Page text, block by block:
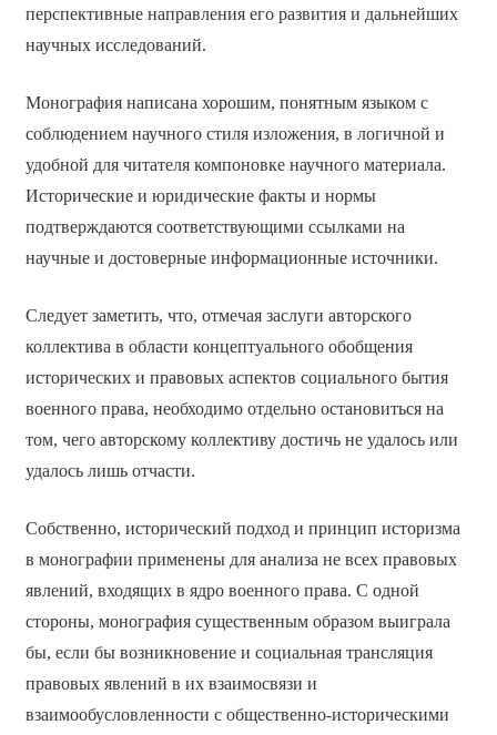
перспективные направления его развития и дальнейших
научных исследований.
Монография написана хорошим, понятным языком с
соблюдением научного стиля изложения, в логичной и
удобной для читателя компоновке научного материала.
Исторические и юридические факты и нормы
подтверждаются соответствующими ссылками на
научные и достоверные информационные источники.
Следует заметить, что, отмечая заслуги авторского
коллектива в области концептуального обобщения
исторических и правовых аспектов социального бытия
военного права, необходимо отдельно остановиться на
том, чего авторскому коллективу достичь не удалось или
удалось лишь отчасти.
Собственно, исторический подход и принцип историзма
в монографии применены для анализа не всех правовых
явлений, входящих в ядро военного права. С одной
стороны, монография существенным образом выиграла
бы, если бы возникновение и социальная трансляция
правовых явлений в их взаимосвязи и
взаимообусловленности с общественно-историческими